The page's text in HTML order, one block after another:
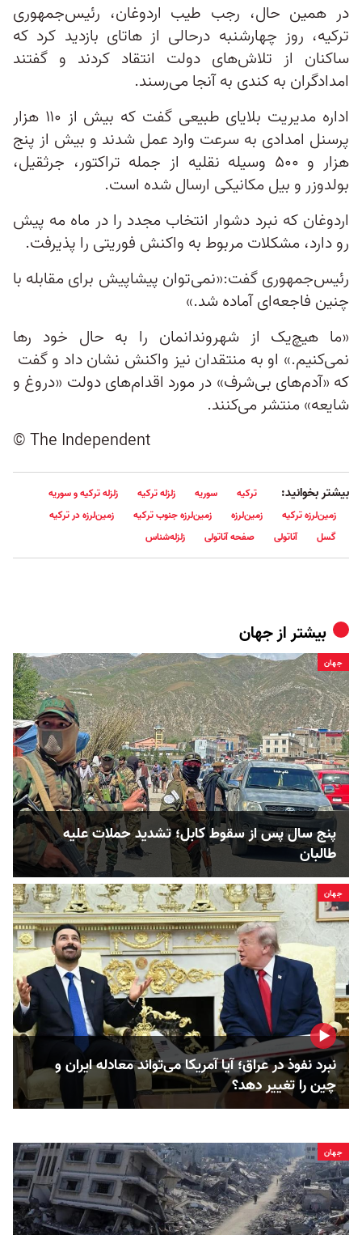
در همین حال، رجب طیب اردوغان، رئیس‌جمهوری
ترکیه، روز چهارشنبه درحالی از هاتای بازدید کرد که
ساکنان از تلاش‌های دولت انتقاد کردند و گفتند
امدادگران به کندی به آنجا می‌رسند.
اداره مدیریت بلایای طبیعی گفت که بیش از ۱۱۰ هزار
پرسنل امدادی به سرعت وارد عمل شدند و بیش از پنج
هزار و ۵۰۰ وسیله نقلیه از جمله تراکتور، جرثقیل،
بولدوزر و بیل مکانیکی ارسال شده است.
اردوغان که نبرد دشوار انتخاب مجدد را در ماه مه پیش
رو دارد، مشکلات مربوط به واکنش فوریتی را پذیرفت.
رئیس‌جمهوری گفت:«نمی‌توان پیشاپیش برای مقابله با
چنین فاجعه‌ای آماده شد.»
«ما هیچ‌یک از شهروندانمان را به حال خود رها
نمی‌کنیم.» او به منتقدان نیز واکنش نشان داد و گفت
که «آدم‌های بی‌شرف» در مورد اقدام‌های دولت «دروغ و
شایعه» منتشر می‌کنند.
© The Independent
بیشتر بخوانید: ترکیه سوریه زلزله ترکیه
زلزله ترکیه و سوریه
زمین‌لرزه ترکیه
زمین‌لرزه زمین‌لرزه جنوب ترکیه
زمین‌لرزه در ترکیه
گسل
آناتولی صفحه آناتولی زلزله‌شناس
بیشتر ازجهان
جهان
پنج سال پس از سقوط کابل؛ تشدید حملات علیه
طالبان
جهان
نبرد نفوذ در عراق؛ آیا آمریکا می‌تواند معادله ایران و
چین را تغییر دهد؟
جهان